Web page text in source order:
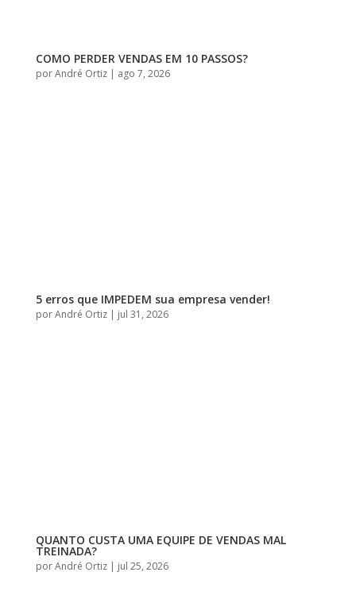
COMO PERDER VENDAS EM 10 PASSOS?
porAndré Ortiz| ago 7, 2026
5 erros que IMPEDEM sua empresa vender!
porAndré Ortiz| jul 31, 2026
QUANTO CUSTA UMA EQUIPE DE VENDAS MAL
TREINADA?
porAndré Ortiz| jul 25, 2026